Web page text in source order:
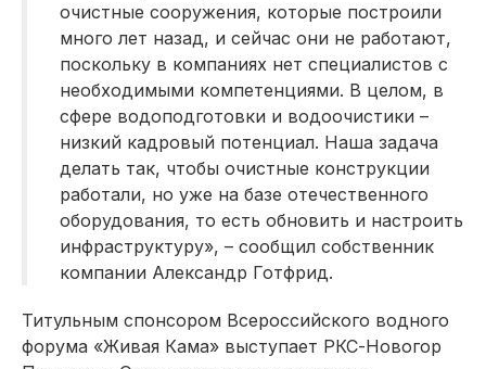
очистные сооружения, которые построили
много лет назад, и сейчас они не работают,
поскольку в компаниях нет специалистов с
необходимыми компетенциями. В целом, в
сфере водоподготовки и водоочистики –
низкий кадровый потенциал. Наша задача
делать так, чтобы очистные конструкции
работали, но уже на базе отечественного
оборудования, то есть обновить и настроить
инфраструктуру», – сообщил собственник
компании Александр Готфрид.
Титульным спонсором Всероссийского водного
форума «Живая Кама» выступает РКС-Новогор